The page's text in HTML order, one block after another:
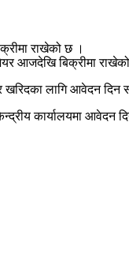
राखेको छ ।
आजदेखि बिक्रीमा राखेको
लागि आवेदन
कार्यालयमा आवेदन